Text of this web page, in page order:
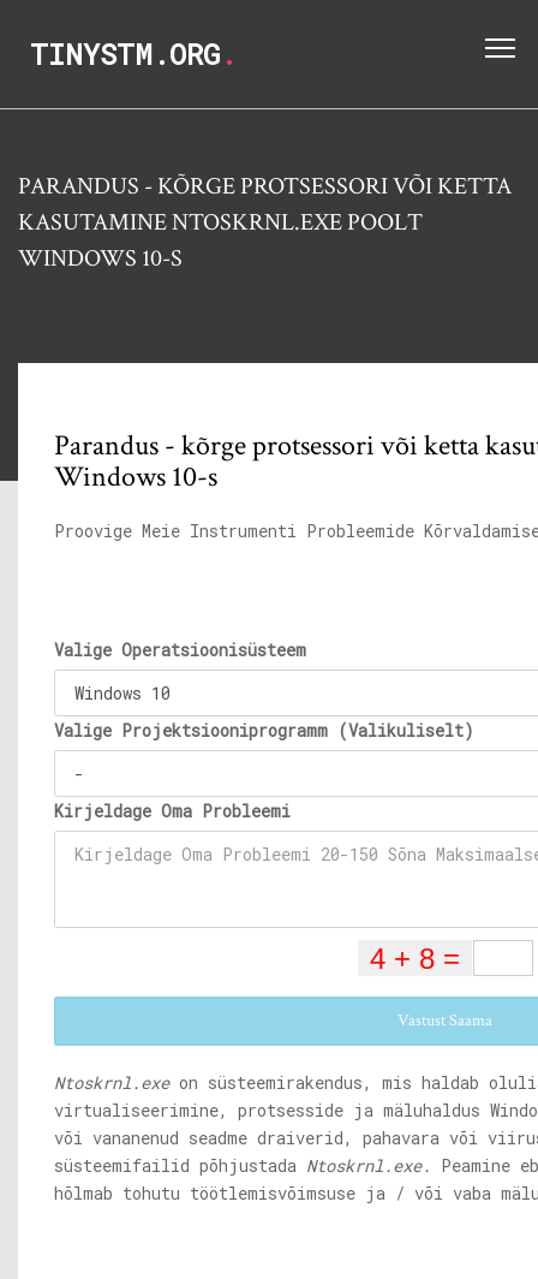
TINYSTM.ORG.
PARANDUS - KÕRGE PROTSESSORI VÕI KETTA
KASUTAMINE NTOSKRNL.EXE POOLT
WINDOWS 10-S
Parandus - kõrge protsessori või ketta
Windows 10-s
Proovige Meie Instrumenti Probleemide
Valige Operatsioonisüsteem
Valige Projektsiooniprogramm (Valikuliselt)
Kirjeldage Oma Probleemi
Vastust Saama
Ntoskrnl.exeon süsteemirakendus, mis haldab
virtualiseerimine, protsesside ja mäluhaldus
või vananenud seadme draiverid, pahavara või
süsteemifailid põhjustada Ntoskrnl.exe. Peamine
hõlmab tohutu töötlemisvõimsuse ja / või vaba